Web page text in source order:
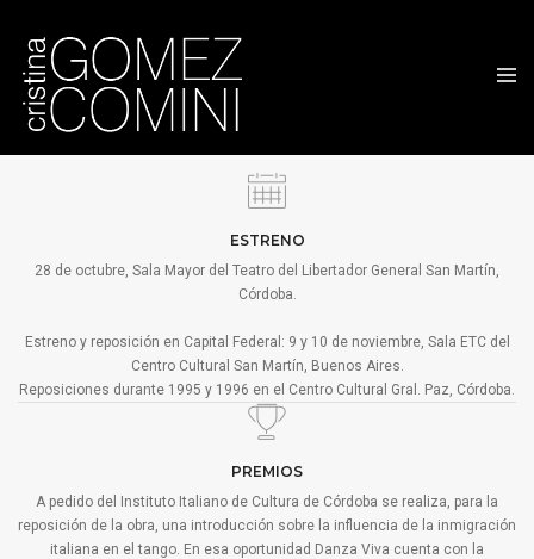
LA ROJA (1995)
ESTRENO
28 de octubre, Sala Mayor del Teatro del Libertador General San Martín,
Córdoba.
Estreno y reposición en Capital Federal: 9 y 10 de noviembre, Sala ETC del
Centro Cultural San Martín, Buenos Aires.
Reposiciones durante 1995 y 1996 en el Centro Cultural Gral. Paz, Córdoba.
PREMIOS
A pedido del Instituto Italiano de Cultura de Córdoba se realiza, para la
reposición de la obra, una introducción sobre la influencia de la inmigración
italiana en el tango. En esa oportunidad Danza Viva cuenta con la